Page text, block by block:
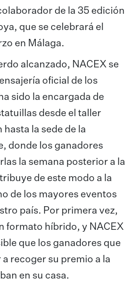
de la 35 edición
que se celebrará el
en Málaga.
alcanzado, NACEX se
oficial de los
sido la encargada de
desde el taller
la sede de la
donde los ganadores
la semana posterior a la
de este modo a la
de los mayores eventos
país. Por primera vez,
formato híbrido, y NACEX
que los ganadores que
recoger su premio a la
en su casa.